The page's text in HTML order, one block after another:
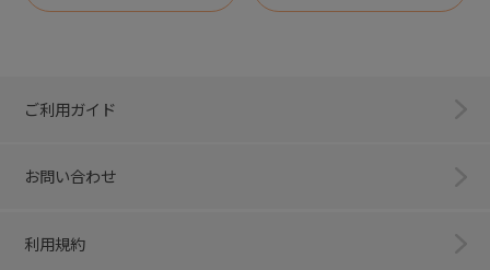
ご利用ガイド
お問い合わせ
利用規約